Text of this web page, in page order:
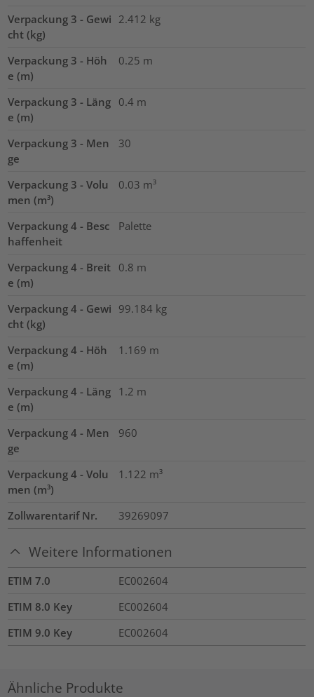
Verpackung 3 - Gewi
cht (kg)
2.412 kg
Verpackung 3 - Höh
e (m)
0.25 m
Verpackung 3 - Läng
e (m)
0.4 m
Verpackung 3 - Men
ge
30
Verpackung 3 - Volu
men (m³)
0.03 m³
Verpackung 4 - Besc
haffenheit
Palette
Verpackung 4 - Breit
e (m)
0.8 m
Verpackung 4 - Gewi
cht (kg)
99.184 kg
Verpackung 4 - Höh
e (m)
1.169 m
Verpackung 4 - Läng
e (m)
1.2 m
Verpackung 4 - Men
ge
960
Verpackung 4 - Volu
men (m³)
1.122 m³
Zollwarentarif Nr. 39269097
Weitere Informationen
ETIM 7.0
EC002604
ETIM 8.0 Key
EC002604
ETIM 9.0 Key
EC002604
Ähnliche Produkte